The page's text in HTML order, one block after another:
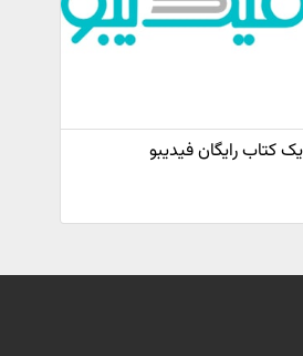
یک کتاب رایگان فیدیبو